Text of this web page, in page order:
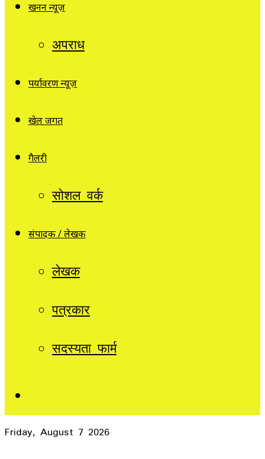
खनन न्यूज़
अपराध
पर्यावरण न्यूज़
खेल जगत
गैलरी
सोशल वर्क
संपादक / लेखक
लेखक
पत्रकार
सदस्यता फार्म
Friday, August 7 2026